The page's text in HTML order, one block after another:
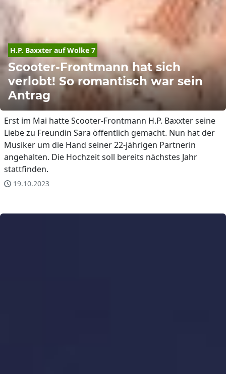
H.P. Baxxter auf Wolke 7
Scooter-Frontmann hat sich
verlobt! So romantisch war sein
Antrag
Erst im Mai hatte Scooter-Frontmann H.P. Baxxter seine
Liebe zu Freundin Sara öffentlich gemacht. Nun hat der
Musiker um die Hand seiner 22-jährigen Partnerin
angehalten. Die Hochzeit soll bereits nächstes Jahr
stattfinden.
19.10.2023